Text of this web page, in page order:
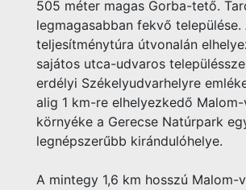
505 méter magas Gorba-tető.
legmagasabban fekvő települése.
teljesítménytúra útvonalán
sajátos utca-udvaros
erdélyi Székelyudvarhelyre
alig 1 km-re elhelyezkedő
környéke a Gerecse Natúrpark
legnépszerűbb kirándulóhelye.
A mintegy 1,6 km hosszú Malom-